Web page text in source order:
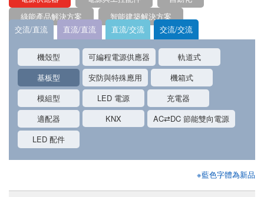
綠能產品解決方案
智能建築解決方案
交流/直流
直流/直流 直流/交流 交流/交流
機殼型 可編程電源供應器
軌道式
基板型
安防與特殊應用
機箱式
模組型
LED 電源
充電器
適配器
KNX
AC⇄DC 節能雙向電源
LED 配件
※藍色字體為新品